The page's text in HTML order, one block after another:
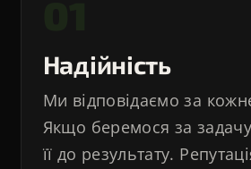
Надійність
Ми відповідаємо за
Якщо беремося за
її до результату.